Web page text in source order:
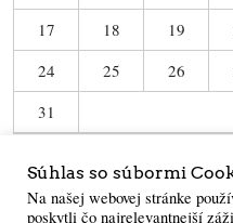
17
18 19
24
25 26
31
Súhlas so súbormi
Na našej webovej stránke
poskytli čo najrelevantnejší